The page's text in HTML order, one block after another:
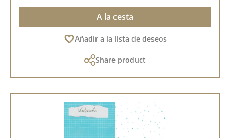
A la cesta
Añadir a la lista de deseos
Share product